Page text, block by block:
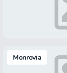
Monrovia